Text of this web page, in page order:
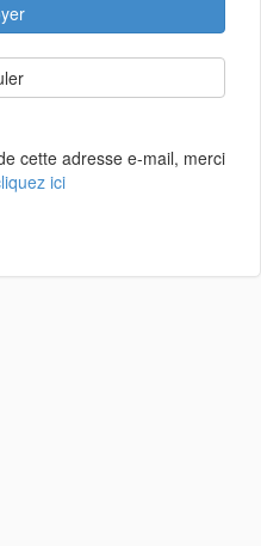
cette adresse e-mail, merci
ici